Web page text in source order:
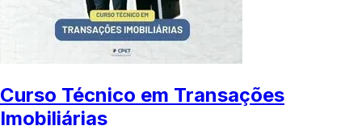
Curso Técnico em Transações
Imobiliárias